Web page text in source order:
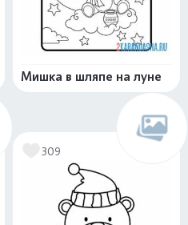
Мишка в шляпе на луне
309